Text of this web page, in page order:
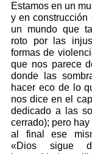
Estamos en un
y en construcción
un mundo que
roto por las
formas de
que nos parece
donde las
hacer eco de lo
nos dice en el
dedicado a las
cerrado); pero
al final ese
«Dios sigue